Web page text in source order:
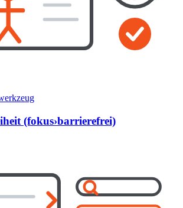
(fokus›barrierefrei)